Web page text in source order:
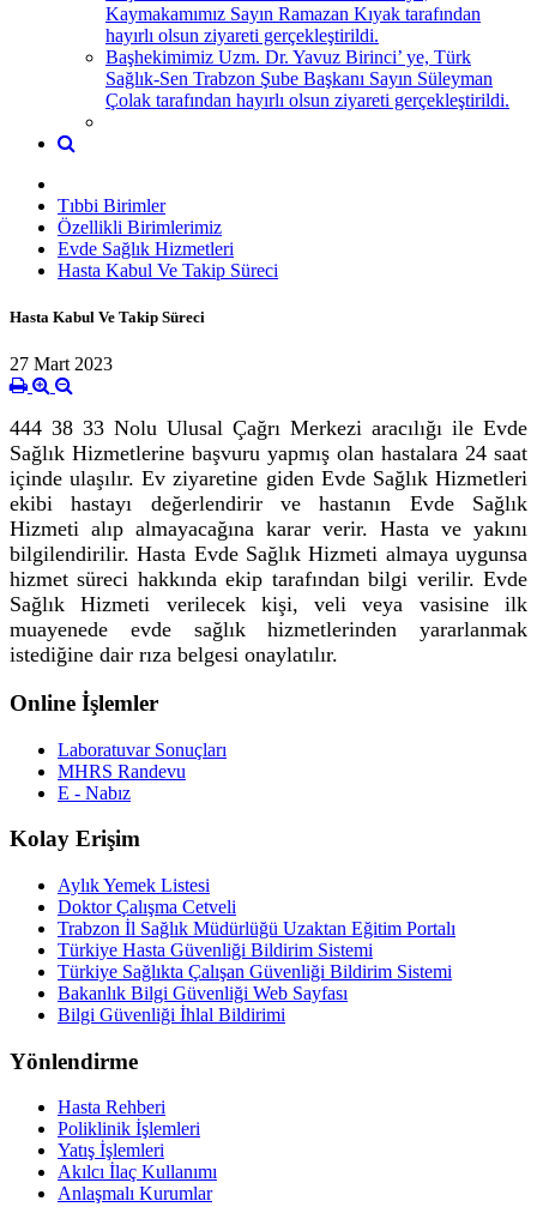
Kaymakamımız Sayın Ramazan Kıyak tarafından
hayırlı olsun ziyareti gerçekleştirildi.
Başhekimimiz Uzm. Dr. Yavuz Birinci’ ye, Türk
Sağlık-Sen Trabzon Şube Başkanı Sayın Süleyman
Çolak tarafından hayırlı olsun ziyareti gerçekleştirildi.
Tıbbi Birimler
Özellikli Birimlerimiz
Evde Sağlık Hizmetleri
Hasta Kabul Ve Takip Süreci
Hasta Kabul Ve Takip Süreci
27 Mart 2023
444 38 33 Nolu Ulusal Çağrı Merkezi aracılığı ile Evde
Sağlık Hizmetlerine başvuru yapmış olan hastalara 24 saat
içinde ulaşılır. Ev ziyaretine giden Evde Sağlık Hizmetleri
ekibi hastayı değerlendirir ve hastanın Evde Sağlık
Hizmeti alıp almayacağına karar verir. Hasta ve yakını
bilgilendirilir. Hasta Evde Sağlık Hizmeti almaya uygunsa
hizmet süreci hakkında ekip tarafından bilgi verilir. Evde
Sağlık Hizmeti verilecek kişi, veli veya vasisine ilk
muayenede evde sağlık hizmetlerinden yararlanmak
istediğine dair rıza belgesi onaylatılır.
Online İşlemler
Laboratuvar Sonuçları
MHRS Randevu
E - Nabız
Kolay Erişim
Aylık Yemek Listesi
Doktor Çalışma Cetveli
Trabzon İl Sağlık Müdürlüğü Uzaktan Eğitim Portalı
Türkiye Hasta Güvenliği Bildirim Sistemi
Türkiye Sağlıkta Çalışan Güvenliği Bildirim Sistemi
Bakanlık Bilgi Güvenliği Web Sayfası
Bilgi Güvenliği İhlal Bildirimi
Yönlendirme
Hasta Rehberi
Poliklinik İşlemleri
Yatış İşlemleri
Akılcı İlaç Kullanımı
Anlaşmalı Kurumlar